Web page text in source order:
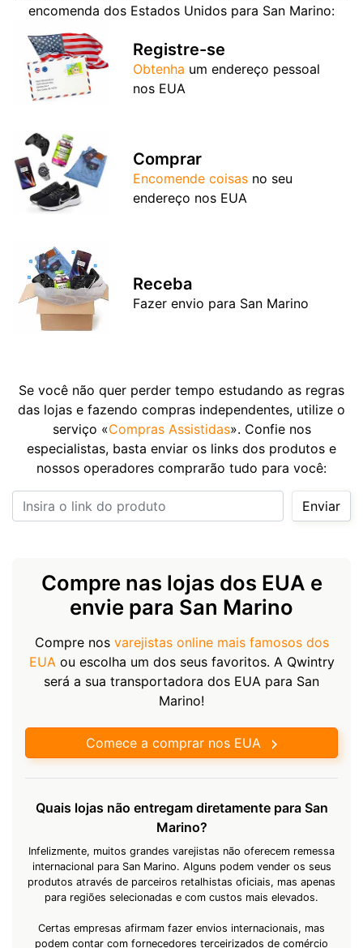
encomenda dos Estados Unidos para San Marino:
Registre-se
Obtenha um endereço pessoal
nos EUA
Comprar
Encomende coisas no seu
endereço nos EUA
Receba
Fazer envio para San Marino
Se você não quer perder tempo estudando as regras
das lojas e fazendo compras independentes, utilize o
serviço «Compras Assistidas». Confie nos
especialistas, basta enviar os links dos produtos e
nossos operadores comprarão tudo para você:
Insira o link do produto
Enviar
Compre nas lojas dos EUA e
envie para San Marino
Compre nos varejistas online mais famosos dos
EUAou escolha um dos seus favoritos. A Qwintry
será a sua transportadora dos EUA para San
Marino!
Comece a comprar nos EUA
Quais lojas não entregam diretamente para San
Marino?
Infelizmente, muitos grandes varejistas não oferecem remessa
internacional para San Marino. Alguns podem vender os seus
produtos através de parceiros retalhistas oficiais, mas apenas
para regiões selecionadas e com custos mais elevados.
Certas empresas afirmam fazer envios internacionais, mas
podem contar com fornecedores terceirizados de comércio